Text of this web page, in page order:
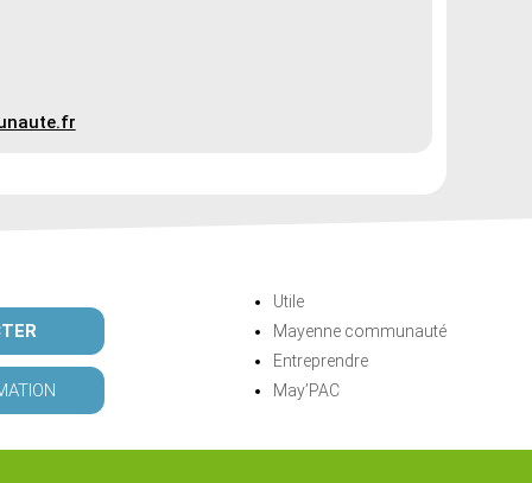
Utile
Mayenne communauté
Entreprendre
May’PAC